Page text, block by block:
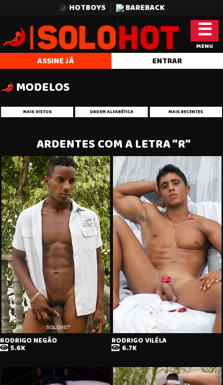
HOTBOYS BAREBACK
☰
MENU
ASSINE JÁ ENTRAR
MODELOS
MAIS VISTOS ORDEM ALFABÉTICA MAIS RECENTES
ARDENTES COM A LETRA "R"
RODRIGO NEGÃO
5.6K
RODRIGO VILÉLA
6.7K